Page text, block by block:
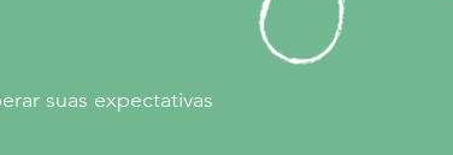
suas expectativas